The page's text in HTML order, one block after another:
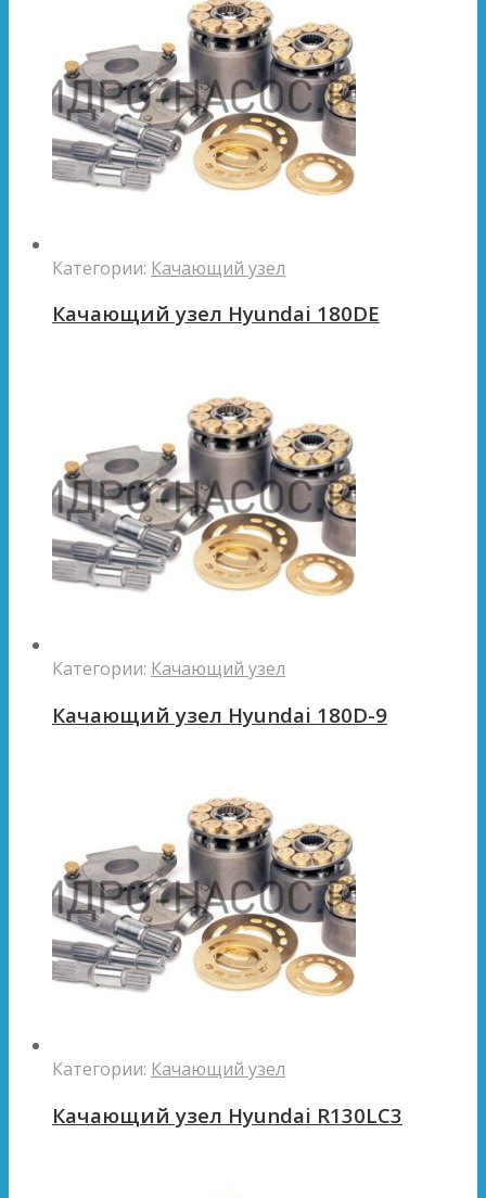
Категории: Качающий узел
Качающий узел Hyundai 180DE
Категории: Качающий узел
Качающий узел Hyundai 180D-9
Категории: Качающий узел
Качающий узел Hyundai R130LC3